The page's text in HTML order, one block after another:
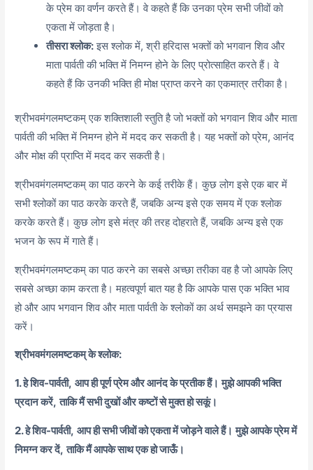
के प्रेम का वर्णन करते हैं। वे कहते हैं कि उनका प्रेम सभी जीवों को
एकता में जोड़ता है।
तीसरा श्लोक:इस श्लोक में, श्री हरिदास भक्तों को भगवान शिव और
माता पार्वती की भक्ति में निमग्न होने के लिए प्रोत्साहित करते हैं। वे
कहते हैं कि उनकी भक्ति ही मोक्ष प्राप्त करने का एकमात्र तरीका है।
श्रीभवमंगलमष्टकम् एक शक्तिशाली स्तुति है जो भक्तों को भगवान शिव और माता
पार्वती की भक्ति में निमग्न होने में मदद कर सकती है। यह भक्तों को प्रेम, आनंद
और मोक्ष की प्राप्ति में मदद कर सकती है।
श्रीभवमंगलमष्टकम् का पाठ करने के कई तरीके हैं। कुछ लोग इसे एक बार में
सभी श्लोकों का पाठ करके करते हैं, जबकि अन्य इसे एक समय में एक श्लोक
करके करते हैं। कुछ लोग इसे मंत्र की तरह दोहराते हैं, जबकि अन्य इसे एक
भजन के रूप में गाते हैं।
श्रीभवमंगलमष्टकम् का पाठ करने का सबसे अच्छा तरीका वह है जो आपके लिए
सबसे अच्छा काम करता है। महत्वपूर्ण बात यह है कि आपके पास एक भक्ति भाव
हो और आप भगवान शिव और माता पार्वती के श्लोकों का अर्थ समझने का प्रयास
करें।
श्रीभवमंगलमष्टकम् के श्लोक:
1. हे शिव-पार्वती, आप ही पूर्ण प्रेम और आनंद के प्रतीक हैं। मुझे आपकी भक्ति
प्रदान करें, ताकि मैं सभी दुखों और कष्टों से मुक्त हो सकूं।
2. हे शिव-पार्वती, आप ही सभी जीवों को एकता में जोड़ने वाले हैं। मुझे आपके प्रेम में
निमग्न कर दें, ताकि मैं आपके साथ एक हो जाऊँ।